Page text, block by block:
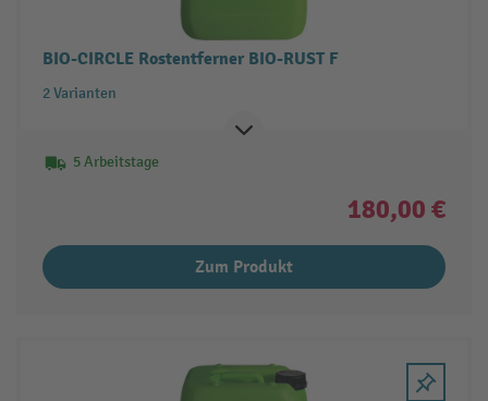
BIO-CIRCLE Rostentferner BIO-RUST F
2 Varianten
5 Arbeitstage
180,00 €
Zum Produkt